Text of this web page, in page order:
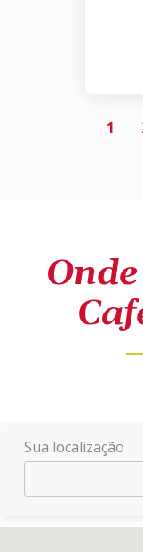
1
Sua localização